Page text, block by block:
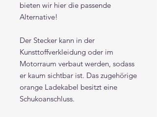
bieten wir hier die passende
Alternative!
Der Stecker kann in der
Kunsttoffverkleidung oder im
Motorraum verbaut werden, sodass
er kaum sichtbar ist. Das zugehörige
orange Ladekabel besitzt eine
Schukoanschluss.